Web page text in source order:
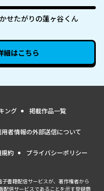
来ます～
せたがりの蓮ヶ谷くん
細はこちら
ング 掲載作品一覧
用者情報の外部送信について
約 プライバシーポリシー
書籍配信サービスが、著作権者から
配信サービスであることを示す登録商